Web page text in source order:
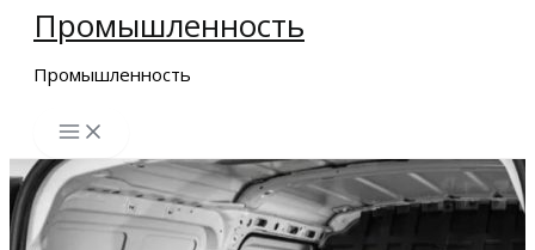
Перейти
содержимому
Промышленность
Промышленность